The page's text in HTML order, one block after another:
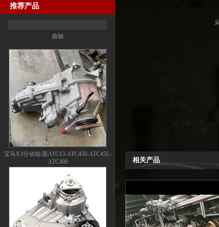
推荐产品
宝马X3分动箱/器ATC13-ATC450-ATC45L-
ATC400
相关产品